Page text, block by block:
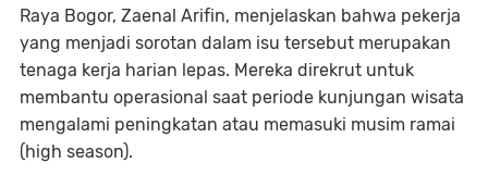
Raya Bogor, Zaenal Arifin, menjelaskan bahwa pekerja
yang menjadi sorotan dalam isu tersebut merupakan
tenaga kerja harian lepas. Mereka direkrut untuk
membantu operasional saat periode kunjungan wisata
mengalami peningkatan atau memasuki musim ramai
(high season).